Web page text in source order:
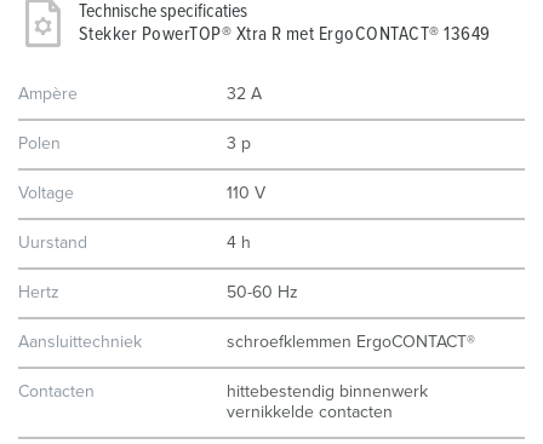
Technische specificaties
Stekker PowerTOP® Xtra R met ErgoCONTACT® 13649
Ampère 32 A
Polen 3 p
Voltage 110 V
Uurstand 4 h
Hertz 50-60 Hz
Aansluittechniek schroefklemmen ErgoCONTACT®
Contacten
hittebestendig binnenwerk
vernikkelde contacten